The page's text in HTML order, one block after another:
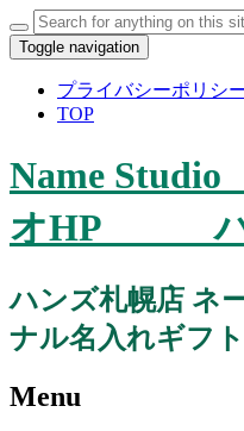
Search
for:
Toggle navigation
プライバシーポリシ
TOP
Name
オHP ハ
ハンズ札幌店 ネ
ナル名入れギフ
Menu